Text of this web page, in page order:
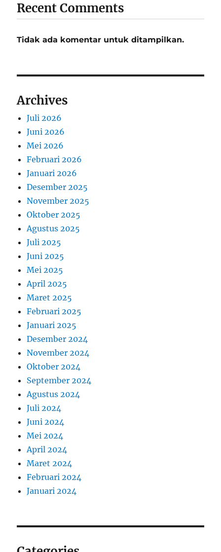
Recent Comments
Tidak ada komentar untuk ditampilkan.
Archives
Juli 2026
Juni 2026
Mei 2026
Februari 2026
Januari 2026
Desember 2025
November 2025
Oktober 2025
Agustus 2025
Juli 2025
Juni 2025
Mei 2025
April 2025
Maret 2025
Februari 2025
Januari 2025
Desember 2024
November 2024
Oktober 2024
September 2024
Agustus 2024
Juli 2024
Juni 2024
Mei 2024
April 2024
Maret 2024
Februari 2024
Januari 2024